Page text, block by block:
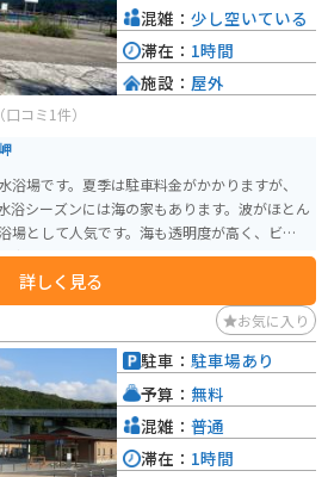
（口コミ1件）
場です。夏季は駐車料金がかかりますが、
浴シーズンには海の家もあります。波がほとん
場として人気です。海も透明度が高く、ビー
都心からのアクセスもしやすく、ゆっくりす
詳しく見る
混雑： 少し空いている
滞在： 1時間
施設： 屋外
お気に入り
駐車： 駐車場あり
予算： 無料
混雑： 普通
滞在： 1時間